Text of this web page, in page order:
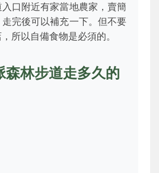
口附近有家當地農家，賣簡
完後可以補充一下。但不要
所以自備食物是必須的。
森林步道走多久的